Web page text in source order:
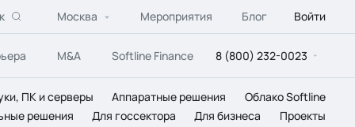
Москва Мероприятия Блог Войти
M&A Softline Finance 8 (800) 232-0023
ПК и серверы Аппаратные решения
Облако Softline
решения Для госсектора Для бизнеса Проекты